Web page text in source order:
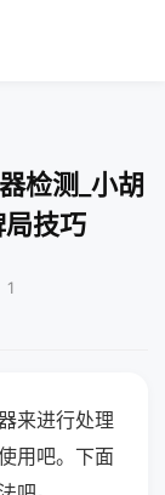
检测_小胡
技巧
1
来进行处理
用吧。下面